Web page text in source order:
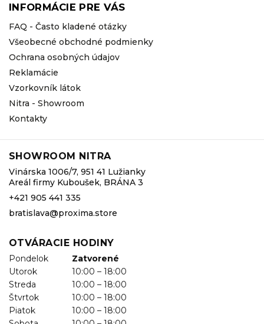
INFORMÁCIE PRE VÁS
FAQ - Často kladené otázky
Všeobecné obchodné podmienky
Ochrana osobných údajov
Reklamácie
Vzorkovník látok
Nitra - Showroom
Kontakty
SHOWROOM NITRA
Vinárska 1006/7, 951 41 Lužianky
Areál firmy Kuboušek, BRÁNA 3
+421 905 441 335
bratislava@proxima.store
OTVÁRACIE HODINY
Pondelok
Zatvorené
Utorok
10:00 – 18:00
Streda
10:00 – 18:00
Štvrtok
10:00 – 18:00
Piatok
10:00 – 18:00